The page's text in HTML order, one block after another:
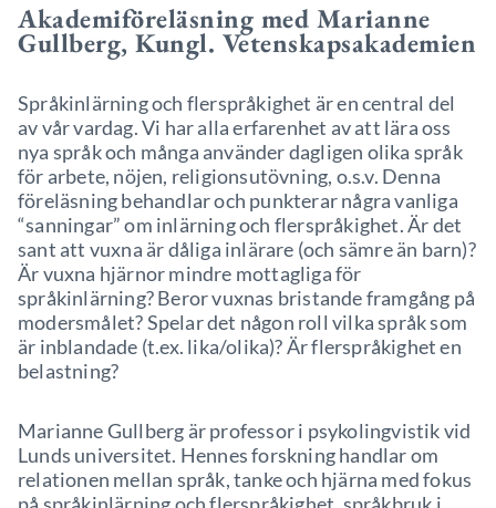
Akademiföreläsning med Marianne
Gullberg, Kungl. Vetenskapsakademien
Språkinlärning och flerspråkighet är en central del
av vår vardag. Vi har alla erfarenhet av att lära oss
nya språk och många använder dagligen olika språk
för arbete, nöjen, religionsutövning, o.s.v. Denna
föreläsning behandlar och punkterar några vanliga
“sanningar” om inlärning och flerspråkighet. Är det
sant att vuxna är dåliga inlärare (och sämre än barn)?
Är vuxna hjärnor mindre mottagliga för
språkinlärning? Beror vuxnas bristande framgång på
modersmålet? Spelar det någon roll vilka språk som
är inblandade (t.ex. lika/olika)? Är flerspråkighet en
belastning?
Marianne Gullberg är professor i psykolingvistik vid
Lunds universitet. Hennes forskning handlar om
relationen mellan språk, tanke och hjärna med fokus